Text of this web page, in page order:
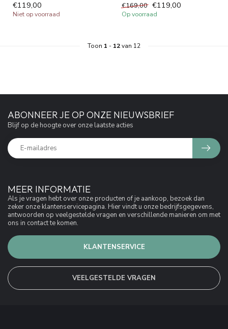
levens...
€119,00
Niet op voorraad
Vanu...
€169,00 €119,00
Op voorraad
Toon 1 - 12van 12
MEER INFORMATIE
Als je vragen hebt over onze producten of je aankoop, bezoek dan
zeker onze klantenservicepagina. Hier vindt u onze bedrijfsgegevens,
antwoorden op veelgestelde vragen en verschillende manieren om met
ons in contact te komen.
KLANTENSERVICE
VEELGESTELDE VRAGEN
ABONNEER JE OP ONZE NIEUWSBRIEF
Blijf op de hoogte over onze laatste acties